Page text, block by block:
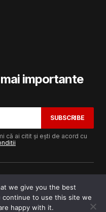
importante
SUBSCRIBE
că ai citit și ești de acord cu
· Toate drepturile
FX
we give you the best
to use this site we
happy with it.